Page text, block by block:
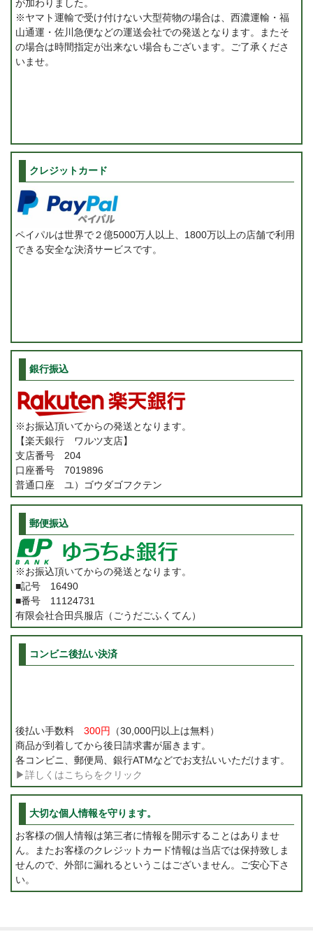
が加わりました。
※ヤマト運輸で受け付けない大型荷物の場合は、西濃運輸・福
山通運・佐川急便などの運送会社での発送となります。またそ
の場合は時間指定が出来ない場合もございます。ご了承くださ
いませ。
クレジットカード
ペイパルは世界で２億5000万人以上、1800万以上の店舗で利用
できる安全な決済サービスです。
銀行振込
※お振込頂いてからの発送となります。
【楽天銀行 ワルツ支店】
支店番号 204
口座番号 7019896
普通口座 ユ）ゴウダゴフクテン
郵便振込
※お振込頂いてからの発送となります。
■記号 16490
■番号 11124731
有限会社合田呉服店（ごうだごふくてん）
コンビニ後払い決済
後払い手数料 300円
（30,000円以上は無料）
商品が到着してから後日請求書が届きます。
各コンビニ、郵便局、銀行ATMなどでお支払いいただけます。
▶詳しくはこちらをクリック
大切な個人情報を守ります。
お客様の個人情報は第三者に情報を開示することはありませ
ん。またお客様のクレジットカード情報は当店では保持致しま
せんので、外部に漏れるというこはございません。ご安心下さ
い。